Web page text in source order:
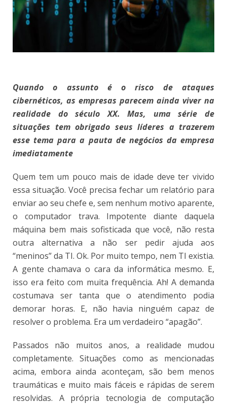
Quando o assunto é o risco de ataques
cibernéticos, as empresas parecem ainda viver na
realidade do século XX. Mas, uma série de
situações tem obrigado seus líderes a trazerem
esse tema para a pauta de negócios da empresa
imediatamente
Quem tem um pouco mais de idade deve ter vivido
essa situação. Você precisa fechar um relatório para
enviar ao seu chefe e, sem nenhum motivo aparente,
o computador trava. Impotente diante daquela
máquina bem mais sofisticada que você, não resta
outra alternativa a não ser pedir ajuda aos
“meninos” da TI. Ok. Por muito tempo, nem TI existia.
A gente chamava o cara da informática mesmo. E,
isso era feito com muita frequência. Ah! A demanda
costumava ser tanta que o atendimento podia
demorar horas. E, não havia ninguém capaz de
resolver o problema. Era um verdadeiro “apagão”.
Passados não muitos anos, a realidade mudou
completamente. Situações como as mencionadas
acima, embora ainda aconteçam, são bem menos
traumáticas e muito mais fáceis e rápidas de serem
resolvidas. A própria tecnologia de computação